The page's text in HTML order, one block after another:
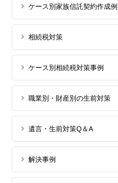
ケース別家族信託契約作成例
相続税対策
ケース別相続税対策事例
職業別・財産別の生前対策
遺言・生前対策Q＆A
解決事例